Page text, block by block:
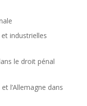
industrielles
le droit pénal
l’Allemagne dans